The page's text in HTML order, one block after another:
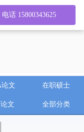
文 在职硕士
文 全部分类
电话 15800343625